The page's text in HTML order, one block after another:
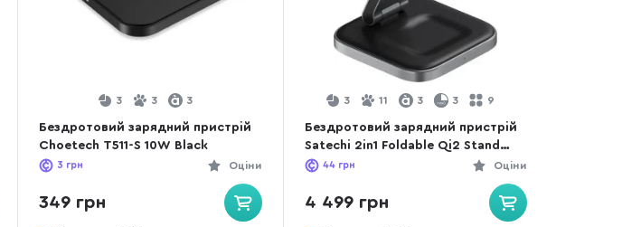
3 3 3
Бездротовий зарядний пристрій
Choetech T511-S 10W Black
Оціни
3 грн
349 грн
3 11 3 3 9
Бездротовий зарядний пристрій
Satechi 2in1 Foldable Qi2 Stand
Space Gray (ST-Q21FM)
Оціни
44грн
4 499 грн